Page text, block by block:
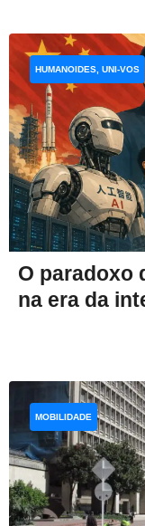
O paradoxo
na era da
HUMANOIDES, UNI-VOS
MOBILIDADE